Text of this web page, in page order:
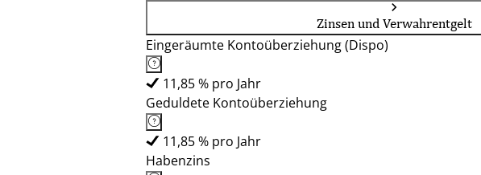
Zinsen und Verwahrentgelt
Eingeräumte Kontoüberziehung (Dispo)
11,85 % pro Jahr
Geduldete Kontoüberziehung
11,85 % pro Jahr
Habenzins